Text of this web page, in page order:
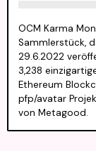
OCM Karma
Sammlerstück,
29.6.2022
3,238
Ethereum
pfp/avatar
von Metagood.